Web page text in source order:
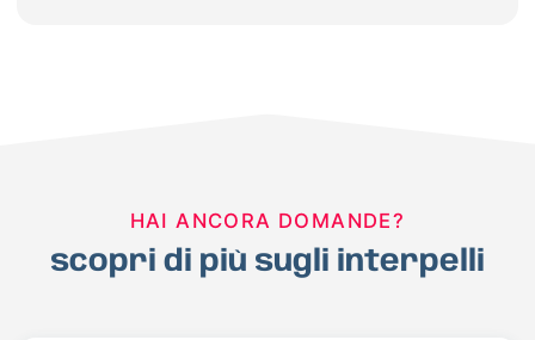
HAI ANCORA DOMANDE?
scopri di più sugli interpelli